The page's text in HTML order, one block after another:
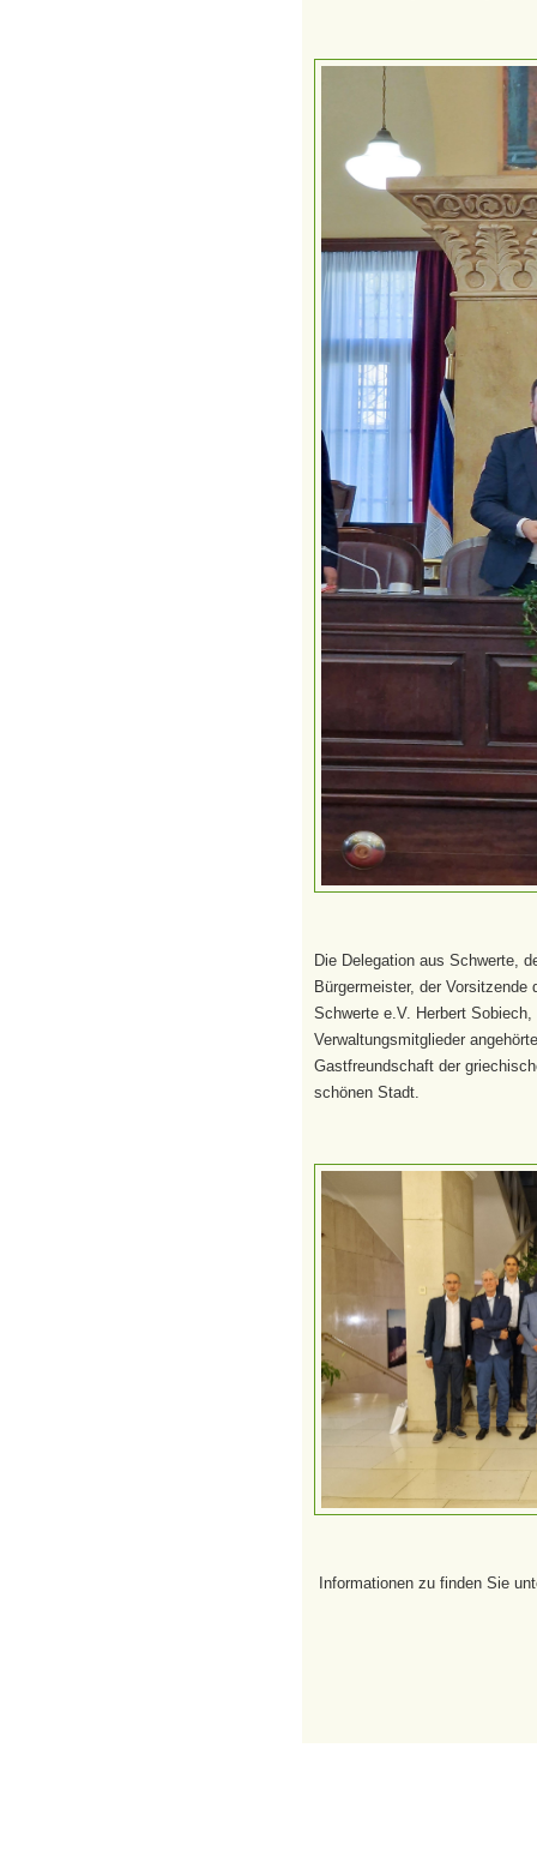
Die Delegation aus Schwerte,
Bürgermeister, der
Schwerte e.V. Herbert
Verwaltungsmitglieder
Gastfreundschaft der
schönen Stadt.
Informationen zu finden Sie